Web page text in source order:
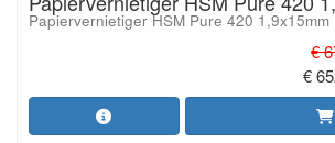
Papiervernietiger HSM Pure 420
€
€